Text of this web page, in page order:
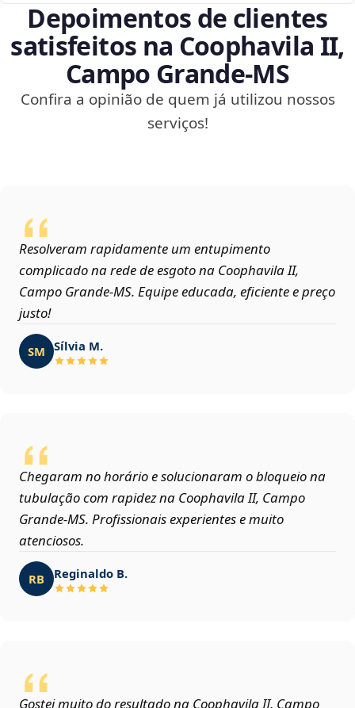
Depoimentos de clientes
satisfeitos na Coophavila II,
Campo Grande‑MS
Confira a opinião de quem já utilizou nossos
serviços!
Resolveram rapidamente um entupimento
complicado na rede de esgoto na Coophavila II,
Campo Grande‑MS. Equipe educada, eficiente e preço
justo!
SM Sílvia M.
Chegaram no horário e solucionaram o bloqueio na
tubulação com rapidez na Coophavila II, Campo
Grande‑MS. Profissionais experientes e muito
atenciosos.
RB Reginaldo B.
Gostei muito do resultado na Coophavila II, Campo